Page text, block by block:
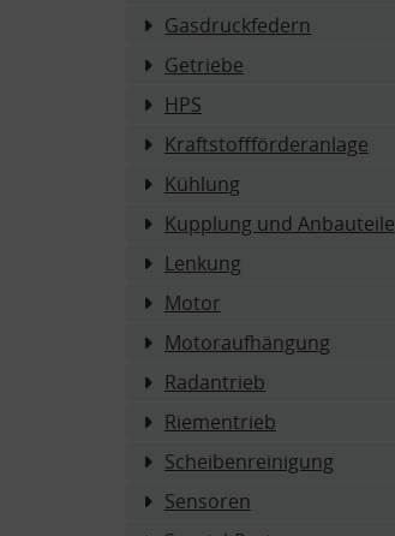
Gasdruckfedern
Getriebe
HPS
Kraftstoffförderanlage
Kühlung
Kupplung und Anbauteile
Lenkung
Motor
Motoraufhängung
Radantrieb
Riementrieb
Scheibenreinigung
Sensoren